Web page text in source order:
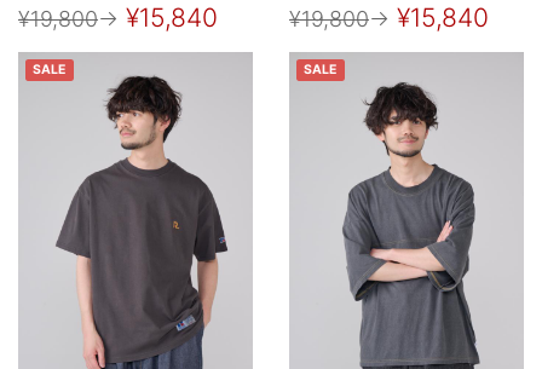
¥19,800→ ¥15,840 ¥19,800→ ¥15,840
SALE SALE